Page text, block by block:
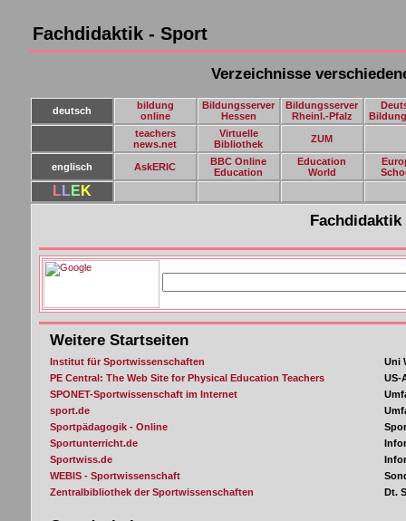
Fachdidaktik - Sport
Verzeichnisse
deutsch
bildung
online
Bildungsserver
Hessen
Bildungsserver
Rheinl.-Pfalz
teachers
news.net
Virtuelle
Bibliothek
ZUM
englisch AskERIC
BBC Online
Education
Education
World
LLE K